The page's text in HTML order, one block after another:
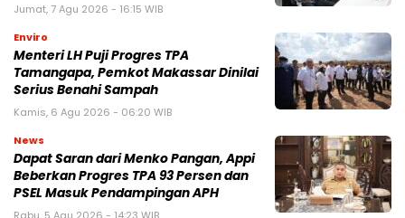
Jumat, 7 Agu 2026 - 16:15 WIB
Enviro
Menteri LH Puji Progres TPA
Tamangapa, Pemkot Makassar Dinilai
Serius Benahi Sampah
Kamis, 6 Agu 2026 - 06:20 WIB
News
Dapat Saran dari Menko Pangan, Appi
Beberkan Progres TPA 93 Persen dan
PSEL Masuk Pendampingan APH